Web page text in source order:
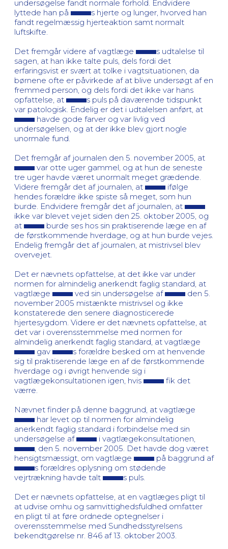
undersøgelse fandt normale forhold. Endvidere
lyttede han på
s hjerte og lunger, hvorved han
fandt regelmæssig hjerteaktion samt normalt
luftskifte.
Det fremgår videre af vagtlæge
s udtalelse til
sagen, at han ikke talte puls, dels fordi det
erfaringsvist er svært at tolke i vagtsituationen, da
børnene ofte er påvirkede af at blive undersøgt af en
fremmed person, og dels fordi det ikke var hans
opfattelse, at
s puls på daværende tidspunkt
var patologisk. Endelig er det i udtalelsen anført, at
havde gode farver og var livlig ved
undersøgelsen, og at der ikke blev gjort nogle
unormale fund.
Det fremgår af journalen den 5. november 2005, at
var otte uger gammel, og at hun de seneste
tre uger havde været unormalt meget grædende.
Videre fremgår det af journalen, at
ifølge
hendes forældre ikke spiste så meget, som hun
burde. Endvidere fremgår det af journalen, at
ikke var blevet vejet siden den 25. oktober 2005, og
at
burde ses hos sin praktiserende læge en af
de førstkommende hverdage, og at hun burde vejes.
Endelig fremgår det af journalen, at mistrivsel blev
overvejet.
Det er nævnets opfattelse, at det ikke var under
normen for almindelig anerkendt faglig standard, at
vagtlæge
ved sin undersøgelse af
den 5.
november 2005 mistænkte mistrivsel og ikke
konstaterede den senere diagnosticerede
hjertesygdom. Videre er det nævnets opfattelse, at
det var i overensstemmelse med normen for
almindelig anerkendt faglig standard, at vagtlæge
gav
s forældre besked om at henvende
sig til praktiserende læge en af de førstkommende
hverdage og i øvrigt henvende sig i
vagtlægekonsultationen igen, hvis
fik det
værre.
Nævnet finder på denne baggrund, at vagtlæge
har levet op til normen for almindelig
anerkendt faglig standard i forbindelse med sin
undersøgelse af
i vagtlægekonsultationen,
, den 5. november 2005. Det havde dog været
hensigtsmæssigt, om vagtlæge
på baggrund af
s forældres oplysning om stødende
vejrtrækning havde talt
s puls.
Det er nævnets opfattelse, at en vagtlæges pligt til
at udvise omhu og samvittighedsfuldhed omfatter
en pligt til at føre ordnede optegnelser i
overensstemmelse med Sundhedsstyrelsens
bekendtgørelse nr. 846 af 13. oktober 2003.